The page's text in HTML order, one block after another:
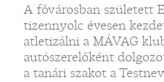
A fővárosban született
tizennyolc évesen
atletizálni a MÁVAG
autószerelőként
a tanári szakot a